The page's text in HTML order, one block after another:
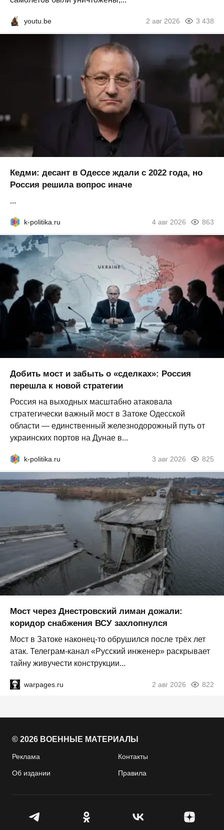
youtu.be 2 авг 2026 3 438
Кедми: десант в Одессе ждали с 2022 года, но
Россия решила вопрос иначе
...
k-politika.ru 4 авг 2026 863
Добить мост и забыть о «сделках»: Россия
перешла к новой стратегии
Россия на выходных масштабно атаковала
стратегически важный мост в Затоке Одесской
области — единственный железнодорожный путь от
украинских портов на Дунае в...
k-politika.ru 3 авг 2026 825
Мост через Днестровский лиман дожали:
коридор снабжения ВСУ захлопнулся
Мост в Затоке наконец-то обрушился после трёх лет
атак. Телеграм-канал «Русский инженер» раскрывает
тайну живучести конструкции...
warpages.ru 2 авг 2026 822
© 2026 ВОЕННЫЕ МАТЕРИАЛЫ
Реклама Контакты
Об издании Правила